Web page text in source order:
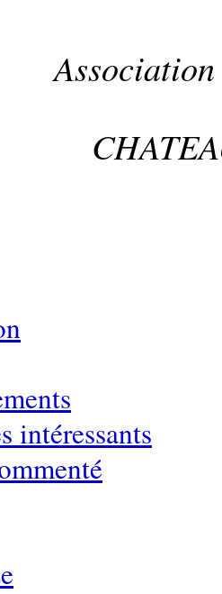
Association
intéressants